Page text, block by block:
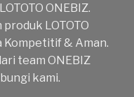
ONEBIZ.
LOTOTO
Kompetitif & Aman.
team ONEBIZ
kami.